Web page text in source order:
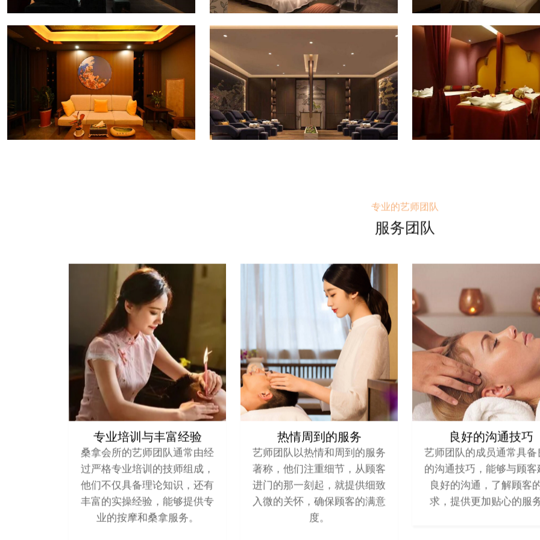
专业的艺师团队
服务团队
专业培训与丰富经验
桑拿会所的艺师团队通常由经
过严格专业培训的技师组成，
他们不仅具备理论知识，还有
丰富的实操经验，能够提供专
业的按摩和桑拿服务。
热情周到的服务
艺师团队以热情和周到的服务
著称，他们注重细节，从顾客
进门的那一刻起，就提供细致
入微的关怀，确保顾客的满意
度。
良好的沟通技巧
艺师团队的成员通常具备
的沟通技巧，能够与顾客
良好的沟通，了解顾客
求，提供更加贴心的服